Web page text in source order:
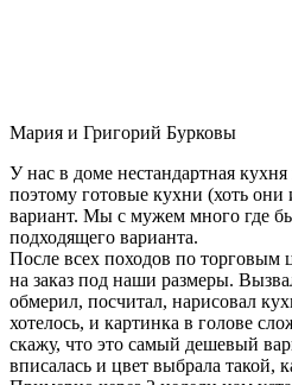
Мария и Григорий Бурковы
У нас в доме нестандартная
поэтому готовые кухни (хоть
вариант. Мы с мужем много где
подходящего варианта.
После всех походов по торговым
на заказ под наши размеры.
обмерил, посчитал, нарисовал
хотелось, и картинка в голове
скажу, что это самый дешевый
вписалась и цвет выбрала такой,